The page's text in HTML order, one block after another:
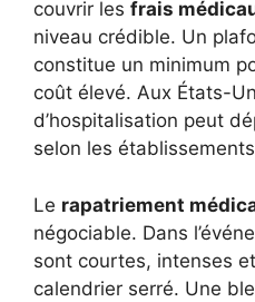
couvrir les frais
niveau crédible. Un
constitue un minimum
coût élevé. Aux États-
d’hospitalisation peut
selon les
Le rapatriement
négociable. Dans
sont courtes, intenses
calendrier serré. Une